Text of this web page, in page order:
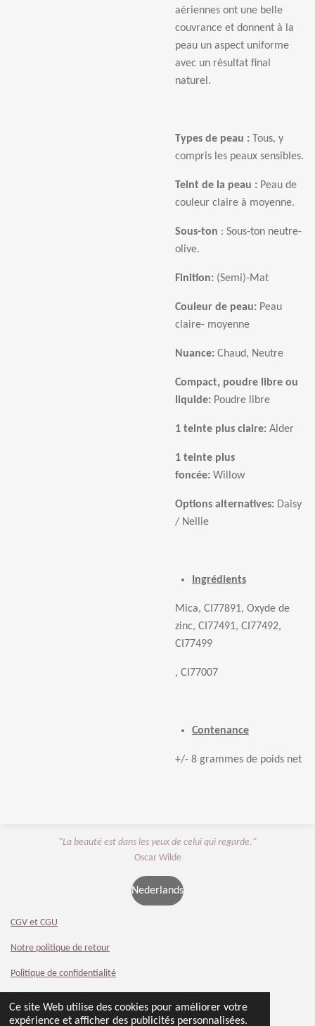
Ce site Web utilise des cookies pour améliorer votre
expérience et afficher des publicités personnalisées.
aériennes ont une belle
couvrance et donnent à la
peau un aspect uniforme
avec un résultat final
naturel.
Types de peau : Tous, y
compris les peaux sensibles.
Teint de la peau : Peau de
couleur claire à moyenne.
Sous-ton : Sous-ton neutre-
olive.
Finition: (Semi)-Mat
Couleur de peau: Peau
claire- moyenne
Nuance: Chaud, Neutre
Compact, poudre libre ou
liquide: Poudre libre
1 teinte plus claire: Alder
1 teinte plus
foncée: Willow
Options alternatives: Daisy
/ Nellie
Ingrédients
Mica, CI77891, Oxyde de
zinc, CI77491, CI77492,
CI77499
, CI77007
Contenance
+/- 8 grammes de poids net
"La beauté est dans les yeux de celui qui regarde."
Oscar Wilde
Nederlands
CGV et CGU
Notre politique de retour
Politique de confidentialité
© 2024 - 2026 Beauty 4 You